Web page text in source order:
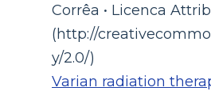
Corrêa • Licenca
(http://
y/2.0/)
Varian radiation